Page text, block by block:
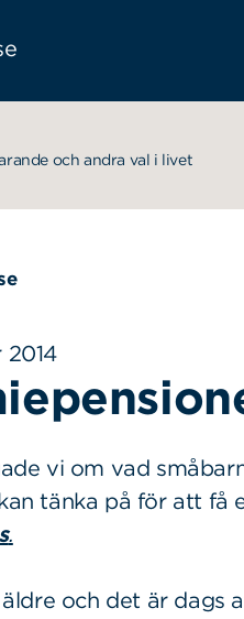
och andra val i livet
vi om vad
tänka på för att få
.
och det är dags